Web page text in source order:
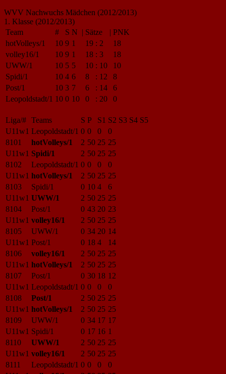
WVV Nachwuchs Mädchen (2012/2013)
1. Klasse (2012/2013)
Team
# S N | Sätze | PNK
hotVolleys/1
10 9 1 19 : 2
18
volley16/1
10 9 1 18 : 3
18
UWW/1
10 5 5 10 : 10
10
Spidi/1
10 4 6 8 : 12
8
Post/1
10 3 7 6 : 14
6
Leopoldstadt/1 10 0 10 0 : 20 0
Liga/# Teams S P S1 S2 S3 S4 S5
U11w1 Leopoldstadt/1 0 0 0
0
8101
hotVolleys/1 2 50 25 25
U11w1 Spidi/1 2 50 25 25
8102
Leopoldstadt/1 0 0 0
0
U11w1 hotVolleys/1 2 50 25 25
8103
Spidi/1 0 10 4
6
U11w1 UWW/1 2 50 25 25
8104
Post/1 0 43 20 23
U11w1 volley16/1 2 50 25 25
8105
UWW/1 0 34 20 14
U11w1 Post/1 0 18 4
14
8106
volley16/1 2 50 25 25
U11w1 hotVolleys/1 2 50 25 25
8107
Post/1 0 30 18 12
U11w1 Leopoldstadt/1 0 0 0
0
8108
Post/1 2 50 25 25
U11w1 hotVolleys/1 2 50 25 25
8109
UWW/1 0 34 17 17
U11w1 Spidi/1 0 17 16 1
8110
UWW/1 2 50 25 25
U11w1 volley16/1 2 50 25 25
8111
Leopoldstadt/1 0 0 0
0